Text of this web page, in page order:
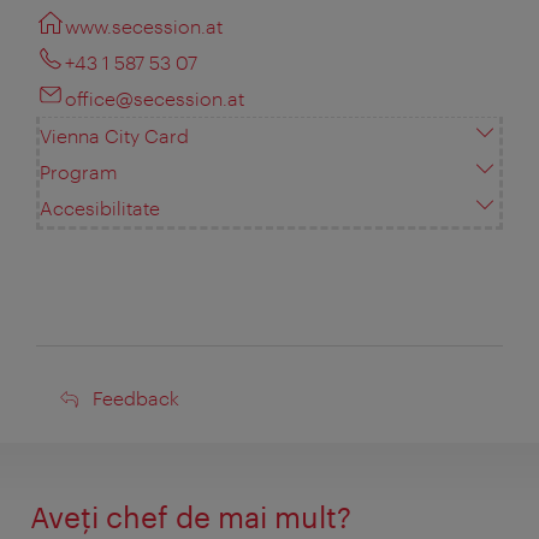
www.secession.at
+43 1 587 53 07
office@secession.at
Vienna City Card
Program
Accesibilitate
Feedback
Feedback
Aveţi chef de mai mult?